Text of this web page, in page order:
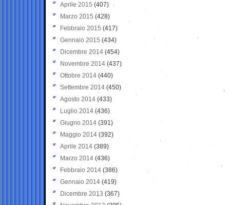
Aprile 2015 (407)
Marzo 2015 (428)
Febbraio 2015 (417)
Gennaio 2015 (434)
Dicembre 2014 (454)
Novembre 2014 (437)
Ottobre 2014 (440)
Settembre 2014 (450)
Agosto 2014 (433)
Luglio 2014 (436)
Giugno 2014 (391)
Maggio 2014 (392)
Aprile 2014 (389)
Marzo 2014 (436)
Febbraio 2014 (386)
Gennaio 2014 (419)
Dicembre 2013 (367)